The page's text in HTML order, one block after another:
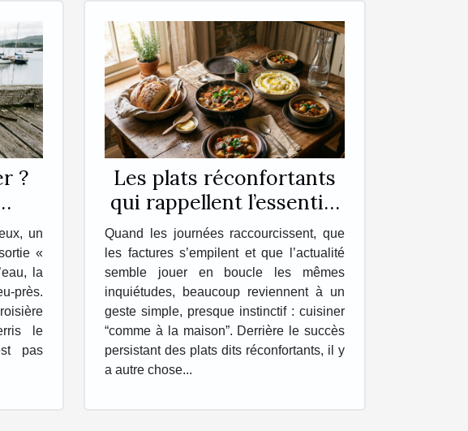
?
un
«
la
près.
le
pas
Les plats réconfortants
qui rappellent l’essentiel
chez soi
Quand les journées raccourcissent, que
les factures s’empilent et que l’actualité
semble jouer en boucle les mêmes
inquiétudes, beaucoup reviennent à un
geste simple, presque instinctif : cuisiner
“comme à la maison”. Derrière le succès
persistant des plats dits réconfortants, il y
a autre chose...